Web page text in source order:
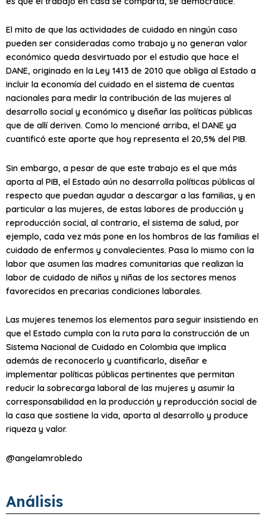
El mito de que las actividades de cuidado en ningún caso
pueden ser consideradas como trabajo y no generan valor
económico queda desvirtuado por el estudio que hace el
DANE, originado en la Ley 1413 de 2010 que obliga al Estado a
incluir la economía del cuidado en el sistema de cuentas
nacionales para medir la contribución de las mujeres al
desarrollo social y económico y diseñar las políticas públicas
que de allí deriven. Como lo mencioné arriba, el DANE ya
cuantificó este aporte que hoy representa el 20,5% del PIB.
Sin embargo, a pesar de que este trabajo es el que más
aporta al PIB, el Estado aún no desarrolla políticas públicas al
respecto que puedan ayudar a descargar a las familias, y en
particular a las mujeres, de estas labores de producción y
reproducción social, al contrario, el sistema de salud, por
ejemplo, cada vez más pone en los hombros de las familias el
cuidado de enfermos y convalecientes. Pasa lo mismo con la
labor que asumen las madres comunitarias que realizan la
labor de cuidado de niños y niñas de los sectores menos
favorecidos en precarias condiciones laborales.
Las mujeres tenemos los elementos para seguir insistiendo en
que el Estado cumpla con la ruta para la construcción de un
Sistema Nacional de Cuidado en Colombia que implica
además de reconocerlo y cuantificarlo, diseñar e
implementar políticas públicas pertinentes que permitan
reducir la sobrecarga laboral de las mujeres y asumir la
corresponsabilidad en la producción y reproducción social de
la casa que sostiene la vida, aporta al desarrollo y produce
riqueza y valor.
@angelamrobledo
Análisis